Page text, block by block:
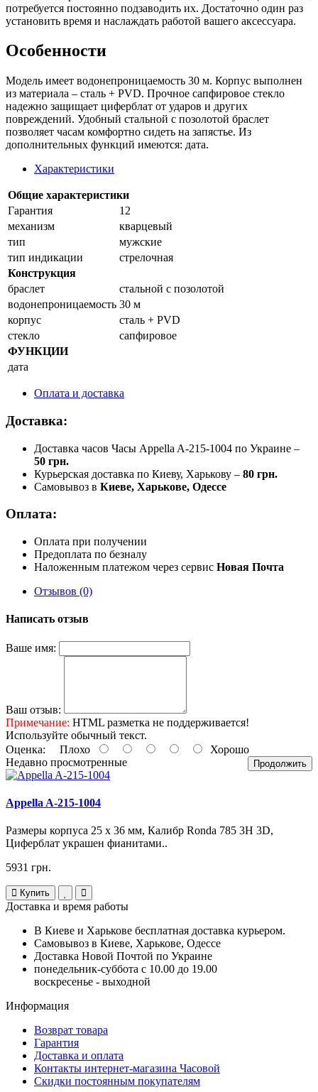
потребуется постоянно подзаводить их. Достаточно один раз
установить время и наслаждать работой вашего аксессуара.
Особенности
Модель имеет водонепроницаемость 30 м. Корпус выполнен
из материала – сталь + PVD. Прочное сапфировое стекло
надежно защищает циферблат от ударов и других
повреждений. Удобный стальной с позолотой браслет
позволяет часам комфортно сидеть на запястье. Из
дополнительных функций имеются: дата.
Характеристики
Общие характеристики
Гарантия
12
механизм
кварцевый
тип
мужские
тип индикации
стрелочная
Конструкция
браслет
стальной с позолотой
водонепроницаемость 30 м
корпус
сталь + PVD
стекло
сапфировое
ФУНКЦИИ
дата
Оплата и доставка
Доставка:
Доставка часов Часы Appella A-215-1004 по Украине –
50 грн.
Курьерская доставка по Киеву, Харькову – 80 грн.
Самовывоз в Киеве, Харькове, Одессе
Оплата:
Оплата при получении
Предоплата по безналу
Наложенным платежом через сервис Новая Почта
Отзывов (0)
Написать отзыв
Ваше имя:
Ваш отзыв:
Примечание: HTML разметка не поддерживается!
Используйте обычный текст.
Оценка: Плохо Хорошо
Продолжить
Недавно просмотренные
Appella A-215-1004
Размеры корпуса 25 х 36 мм, Калибр Ronda 785 3H 3D,
Циферблат украшен фианитами..
5931 грн.
Купить
Доставка и время работы
В Киеве и Харькове бесплатная доставка курьером.
Самовывоз в Киеве, Харькове, Одессе
Доставка Новой Почтой по Украине
понедельник-суббота с 10.00 до 19.00
воскресенье - выходной
Информация
Возврат товара
Гарантия
Доставка и оплата
Контакты интернет-магазина Часовой
Скидки постоянным покупателям